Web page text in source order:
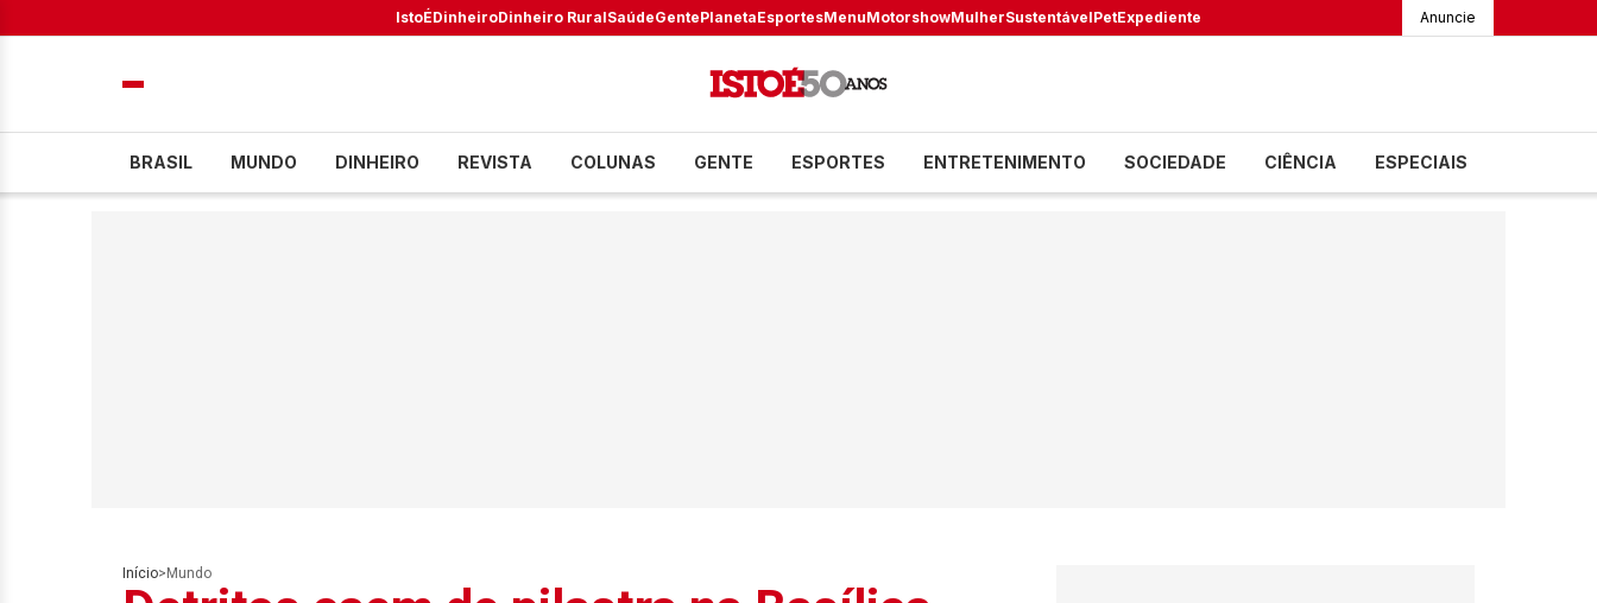
IstoÉDinheiroDinheiro RuralSaúdeGentePlanetaEsportesMenuMotorshowMulherSustentávelPetExpediente Anuncie
BRASIL MUNDO DINHEIRO REVISTA COLUNAS GENTE ESPORTES ENTRETENIMENTO SOCIEDADE CIÊNCIA ESPECIAIS
Início> Mundo